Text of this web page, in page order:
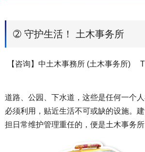
➁ 守护生活！ 土木事务所
【咨询】中土木事務所 (土木事务所)
道路、公园、下水道，这些是任何一个
必须利用，贴近生活不可或缺的设施。
担日常维护管理重任的，便是土木事务所